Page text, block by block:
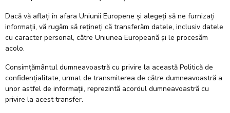
Dacă vă aflați în afara Uniunii Europene și alegeți să ne furnizați
informații, vă rugăm să rețineți că transferăm datele, inclusiv datele
cu caracter personal, către Uniunea Europeană și le procesăm
acolo.
Consimțământul dumneavoastră cu privire la această Politică de
confidențialitate, urmat de transmiterea de către dumneavoastră a
unor astfel de informații, reprezintă acordul dumneavoastră cu
privire la acest transfer.